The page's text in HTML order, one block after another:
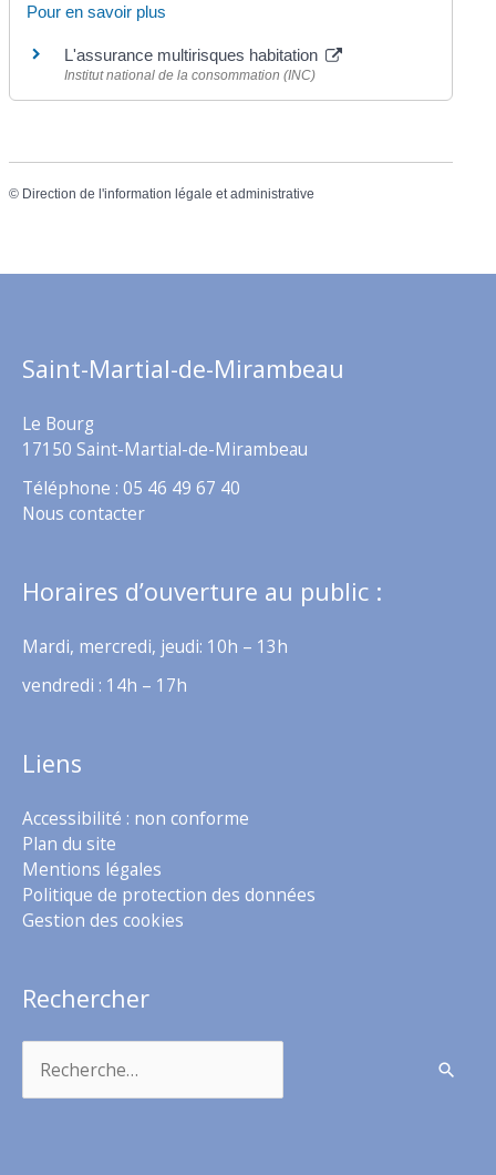
Pour en savoir plus
L'assurance multirisques habitation
Institut national de la consommation (INC)
© Direction de l'information légale et administrative
Saint-Martial-de-Mirambeau
Le Bourg
17150 Saint-Martial-de-Mirambeau
Téléphone : 05 46 49 67 40
Nous contacter
Horaires d’ouverture au public :
Mardi, mercredi, jeudi: 10h – 13h
vendredi : 14h – 17h
Liens
Accessibilité : non conforme
Plan du site
Mentions légales
Politique de protection des données
Gestion des cookies
Rechercher